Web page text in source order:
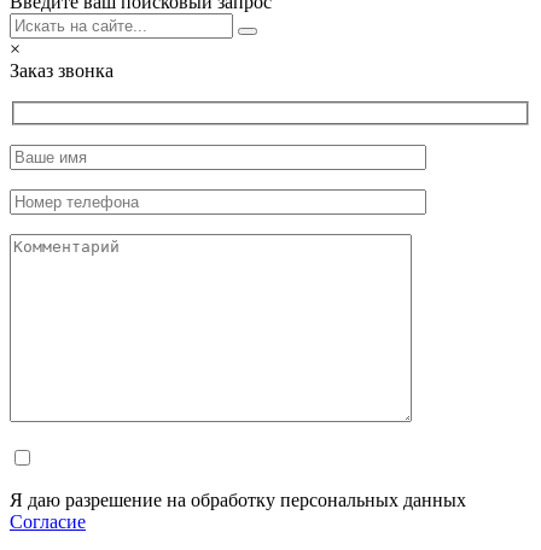
×
Заказ звонка
Я даю разрешение на обработку персональных данных
Согласие